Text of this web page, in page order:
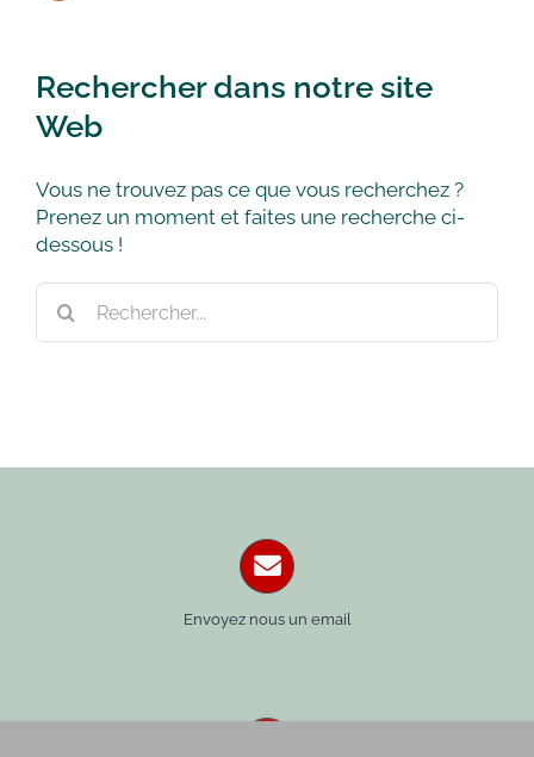
Rechercher dans notre site
Web
Vous ne trouvez pas ce que vous recherchez ?
Prenez un moment et faites une recherche ci-
dessous !
Envoyez nous un email